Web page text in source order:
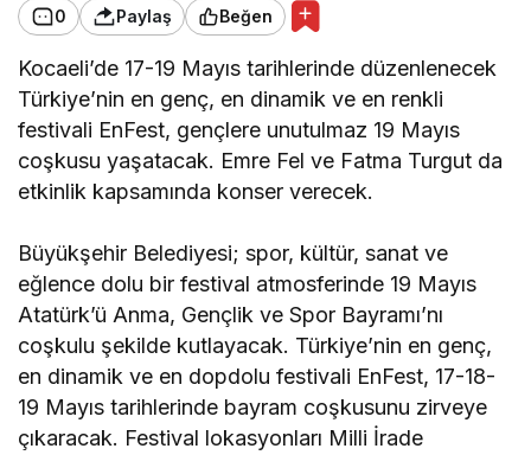
0 Paylaş Beğen
Kocaeli’de 17-19 Mayıs tarihlerinde düzenlenecek
Türkiye’nin en genç, en dinamik ve en renkli
festivali EnFest, gençlere unutulmaz 19 Mayıs
coşkusu yaşatacak. Emre Fel ve Fatma Turgut da
etkinlik kapsamında konser verecek.
Büyükşehir Belediyesi; spor, kültür, sanat ve
eğlence dolu bir festival atmosferinde 19 Mayıs
Atatürk’ü Anma, Gençlik ve Spor Bayramı’nı
coşkulu şekilde kutlayacak. Türkiye’nin en genç,
en dinamik ve en dopdolu festivali EnFest, 17-18-
19 Mayıs tarihlerinde bayram coşkusunu zirveye
çıkaracak. Festival lokasyonları Milli İrade